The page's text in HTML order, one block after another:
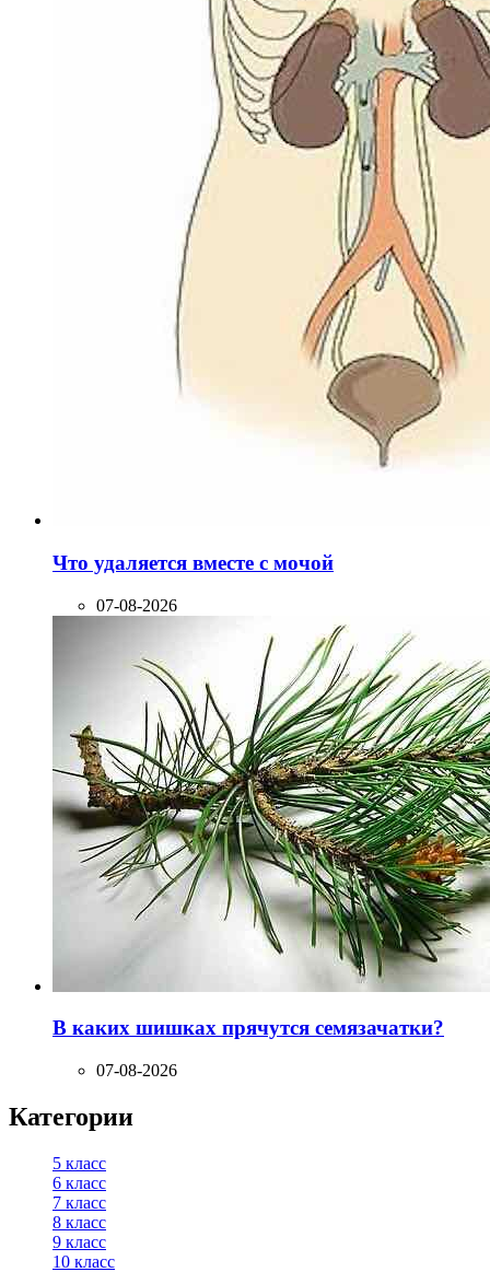
Что удаляется вместе с мочой
07-08-2026
В каких шишках прячутся семязачатки?
07-08-2026
Категории
5 класс
6 класс
7 класс
8 класс
9 класс
10 класс